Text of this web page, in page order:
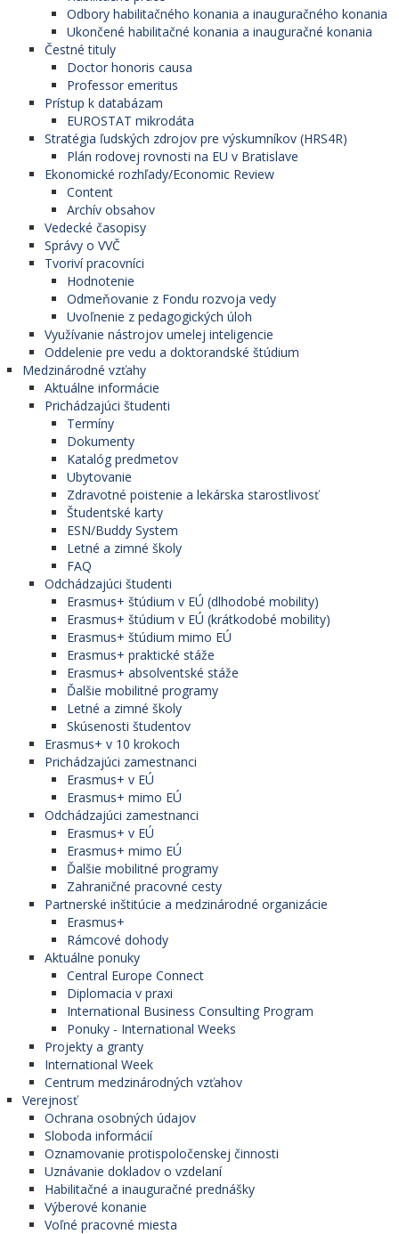
Odbory habilitačného konania a inauguračného konania
Ukončené habilitačné konania a inauguračné konania
Čestné tituly
Doctor honoris causa
Professor emeritus
Prístup k databázam
EUROSTAT mikrodáta
Stratégia ľudských zdrojov pre výskumníkov (HRS4R)
Plán rodovej rovnosti na EU v Bratislave
Ekonomické rozhľady/Economic Review
Content
Archív obsahov
Vedecké časopisy
Správy o VVČ
Tvoriví pracovníci
Hodnotenie
Odmeňovanie z Fondu rozvoja vedy
Uvoľnenie z pedagogických úloh
Využívanie nástrojov umelej inteligencie
Oddelenie pre vedu a doktorandské štúdium
Medzinárodné vzťahy
Aktuálne informácie
Prichádzajúci študenti
Termíny
Dokumenty
Katalóg predmetov
Ubytovanie
Zdravotné poistenie a lekárska starostlivosť
Študentské karty
ESN/Buddy System
Letné a zimné školy
FAQ
Odchádzajúci študenti
Erasmus+ štúdium v EÚ (dlhodobé mobility)
Erasmus+ štúdium v EÚ (krátkodobé mobility)
Erasmus+ štúdium mimo EÚ
Erasmus+ praktické stáže
Erasmus+ absolventské stáže
Ďalšie mobilitné programy
Letné a zimné školy
Skúsenosti študentov
Erasmus+ v 10 krokoch
Prichádzajúci zamestnanci
Erasmus+ v EÚ
Erasmus+ mimo EÚ
Odchádzajúci zamestnanci
Erasmus+ v EÚ
Erasmus+ mimo EÚ
Ďalšie mobilitné programy
Zahraničné pracovné cesty
Partnerské inštitúcie a medzinárodné organizácie
Erasmus+
Rámcové dohody
Aktuálne ponuky
Central Europe Connect
Diplomacia v praxi
International Business Consulting Program
Ponuky - International Weeks
Projekty a granty
International Week
Centrum medzinárodných vzťahov
Verejnosť
Ochrana osobných údajov
Sloboda informácií
Oznamovanie protispoločenskej činnosti
Uznávanie dokladov o vzdelaní
Habilitačné a inauguračné prednášky
Výberové konanie
Voľné pracovné miesta